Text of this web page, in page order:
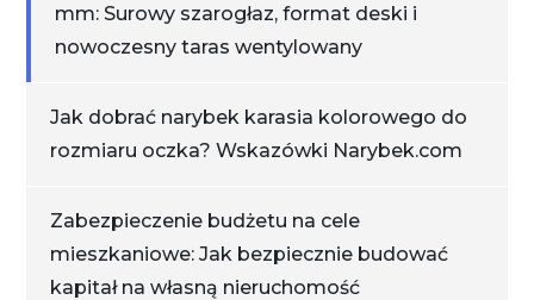
mm: Surowy szarogłaz, format deski i
nowoczesny taras wentylowany
Jak dobrać narybek karasia kolorowego do
rozmiaru oczka? Wskazówki Narybek.com
Zabezpieczenie budżetu na cele
mieszkaniowe: Jak bezpiecznie budować
kapitał na własną nieruchomość